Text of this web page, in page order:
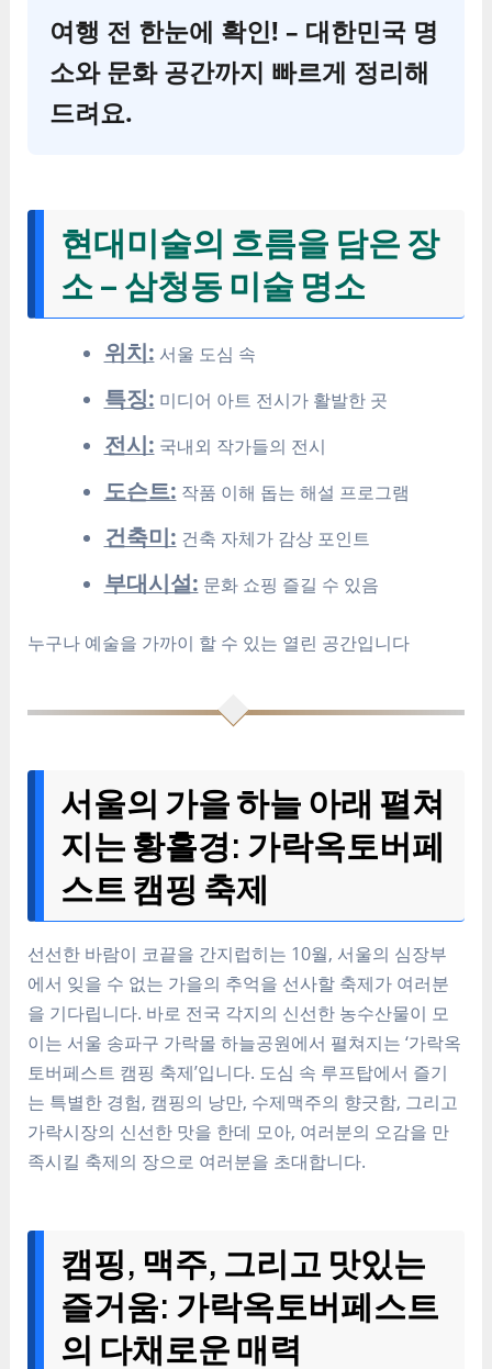
여행 전 한눈에 확인! – 대한민국 명
소와 문화 공간까지 빠르게 정리해
드려요.
현대미술의 흐름을 담은 장
소 – 삼청동 미술 명소
위치: 서울 도심 속
특징: 미디어 아트 전시가 활발한 곳
전시: 국내외 작가들의 전시
도슨트: 작품 이해 돕는 해설 프로그램
건축미: 건축 자체가 감상 포인트
부대시설: 문화 쇼핑 즐길 수 있음
누구나 예술을 가까이 할 수 있는 열린 공간입니다
서울의 가을 하늘 아래 펼쳐
지는 황홀경: 가락옥토버페
스트 캠핑 축제
선선한 바람이 코끝을 간지럽히는 10월, 서울의 심장부
에서 잊을 수 없는 가을의 추억을 선사할 축제가 여러분
을 기다립니다. 바로 전국 각지의 신선한 농수산물이 모
이는 서울 송파구 가락몰 하늘공원에서 펼쳐지는 ‘가락옥
토버페스트 캠핑 축제’입니다. 도심 속 루프탑에서 즐기
는 특별한 경험, 캠핑의 낭만, 수제맥주의 향긋함, 그리고
가락시장의 신선한 맛을 한데 모아, 여러분의 오감을 만
족시킬 축제의 장으로 여러분을 초대합니다.
캠핑, 맥주, 그리고 맛있는
즐거움: 가락옥토버페스트
의 다채로운 매력